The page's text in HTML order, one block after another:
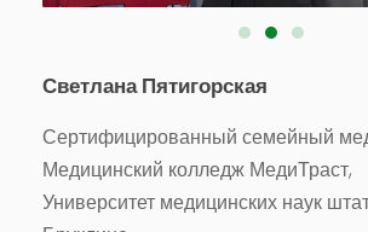
Светлана Пятигорская
Сертифицированный семейный
Медицинский колледж МедиТраст,
Университет медицинских наук